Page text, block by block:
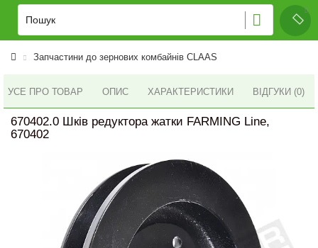
Запчастини до зернових комбайнів CLAAS
УСЕ ПРО ТОВАР ОПИС ХАРАКТЕРИСТИКИ ВІДГУКИ (0)
670402.0 Шків редуктора жатки FARMING Line,
670402